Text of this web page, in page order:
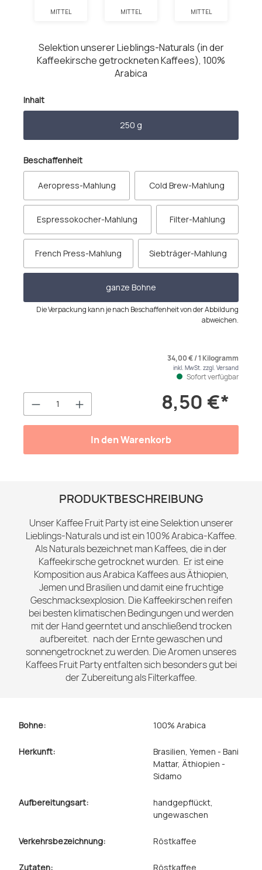
MITTEL MITTEL MITTEL
Selektion unserer Lieblings-Naturals (in der
Kaffeekirsche getrockneten Kaffees), 100%
Arabica
Inhaltauswählen
250 g
Beschaffenheitauswählen
Aeropress-Mahlung Cold Brew-Mahlung
Espressokocher-Mahlung Filter-Mahlung
French Press-Mahlung Siebträger-Mahlung
ganze Bohne
Die Verpackung kann je nach Beschaffenheit von der Abbildung
abweichen.
Produkt Anzahl: Gib den8,50 €*
34,00 € / 1 Kilogramm
inkl. MwSt. zzgl. Versand
Sofort verfügbar
In den Warenkorb
PRODUKTBESCHREIBUNG
Unser Kaffee Fruit Party ist eine Selektion unserer
Lieblings-Naturals und ist ein 100% Arabica-Kaffee.
Als Naturals bezeichnet man Kaffees, die in der
Kaffeekirsche getrocknet wurden. Er ist eine
Komposition aus Arabica Kaffees aus Äthiopien,
Jemen und Brasilien und damit eine fruchtige
Geschmacksexplosion. Die Kaffeekirschen reifen
bei besten klimatischen Bedingungen und werden
mit der Hand geerntet und anschließend trocken
aufbereitet. nach der Ernte gewaschen und
sonnengetrocknet zu werden. Die Aromen unseres
Kaffees Fruit Party entfalten sich besonders gut bei
der Zubereitung als Filterkaffee.
Bohne: 100% Arabica
Herkunft: Brasilien, Yemen - Bani
Mattar, Äthiopien -
Sidamo
Aufbereitungsart: handgepflückt,
ungewaschen
Verkehrsbezeichnung: Röstkaffee
Zutaten: Röstkaffee